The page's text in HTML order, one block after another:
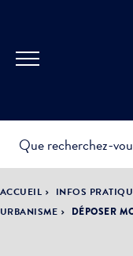
ACCUEIL INFOS
URBANISME
DÉPOSER